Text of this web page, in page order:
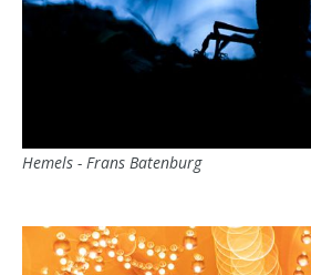
Hemels - Frans Batenburg